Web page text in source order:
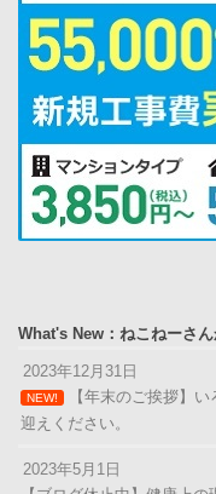
What's New：ねこねーさ
2023年12月31日
NEW!
【年末のご挨拶】
迎えください。
2023年5月1日